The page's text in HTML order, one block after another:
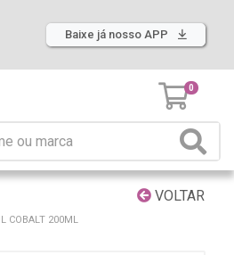
Baixe já nosso APP
0
VOLTAR
COBALT 200ML